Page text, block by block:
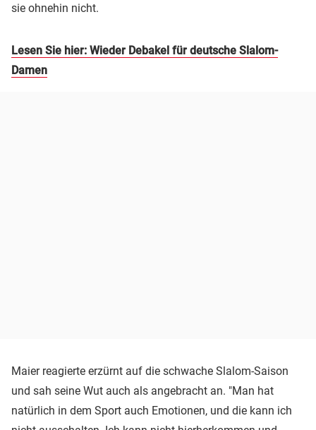
sie ohnehin nicht.
Lesen Sie hier: Wieder Debakel für deutsche Slalom-
Damen
Maier reagierte erzürnt auf die schwache Slalom-Saison
und sah seine Wut auch als angebracht an. "Man hat
natürlich in dem Sport auch Emotionen, und die kann ich